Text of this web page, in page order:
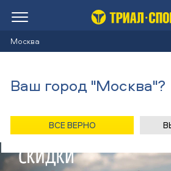
Москва
Ваш город "Москва"?
ВСЕ ВЕРНО